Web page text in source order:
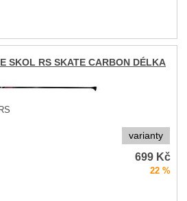
SKOL RS SKATE CARBON DÉLKA
varianty
699 Kč
22 %